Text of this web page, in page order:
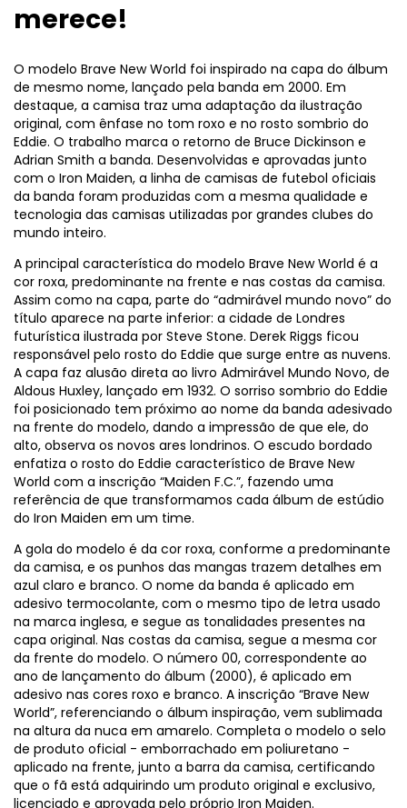
merece!
O modelo Brave New World foi inspirado na capa do álbum
de mesmo nome, lançado pela banda em 2000. Em
destaque, a camisa traz uma adaptação da ilustração
original, com ênfase no tom roxo e no rosto sombrio do
Eddie. O trabalho marca o retorno de Bruce Dickinson e
Adrian Smith a banda. Desenvolvidas e aprovadas junto
com o Iron Maiden, a linha de camisas de futebol oficiais
da banda foram produzidas com a mesma qualidade e
tecnologia das camisas utilizadas por grandes clubes do
mundo inteiro.
A principal característica do modelo Brave New World é a
cor roxa, predominante na frente e nas costas da camisa.
Assim como na capa, parte do “admirável mundo novo” do
título aparece na parte inferior: a cidade de Londres
futurística ilustrada por Steve Stone. Derek Riggs ficou
responsável pelo rosto do Eddie que surge entre as nuvens.
A capa faz alusão direta ao livro Admirável Mundo Novo, de
Aldous Huxley, lançado em 1932. O sorriso sombrio do Eddie
foi posicionado tem próximo ao nome da banda adesivado
na frente do modelo, dando a impressão de que ele, do
alto, observa os novos ares londrinos. O escudo bordado
enfatiza o rosto do Eddie característico de Brave New
World com a inscrição “Maiden F.C.”, fazendo uma
referência de que transformamos cada álbum de estúdio
do Iron Maiden em um time.
A gola do modelo é da cor roxa, conforme a predominante
da camisa, e os punhos das mangas trazem detalhes em
azul claro e branco. O nome da banda é aplicado em
adesivo termocolante, com o mesmo tipo de letra usado
na marca inglesa, e segue as tonalidades presentes na
capa original. Nas costas da camisa, segue a mesma cor
da frente do modelo. O número 00, correspondente ao
ano de lançamento do álbum (2000), é aplicado em
adesivo nas cores roxo e branco. A inscrição “Brave New
World”, referenciando o álbum inspiração, vem sublimada
na altura da nuca em amarelo. Completa o modelo o selo
de produto oficial - emborrachado em poliuretano -
aplicado na frente, junto a barra da camisa, certificando
que o fã está adquirindo um produto original e exclusivo,
licenciado e aprovada pelo próprio Iron Maiden.